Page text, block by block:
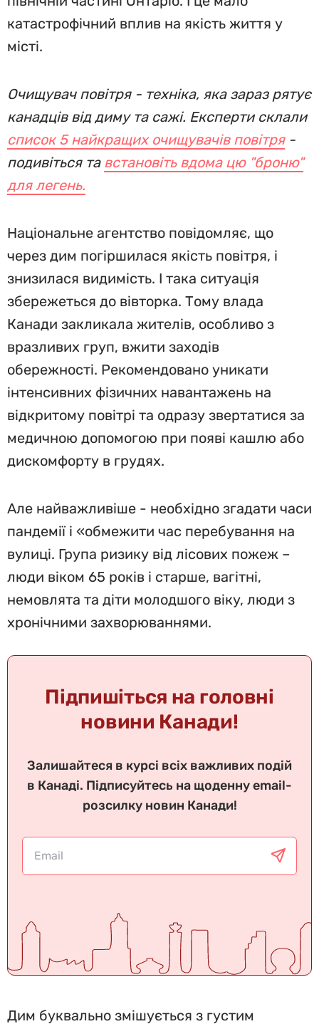
катастрофічний вплив на якість життя у
місті.
Очищувач повітря - техніка, яка зараз рятує
канадців від диму та сажі. Експерти склали
список 5 найкращих очищувачів повітря-
подивіться та встановіть вдома цю "броню"
для легень.
Національне агентство повідомляє, що
через дим погіршилася якість повітря, і
знизилася видимість. І така ситуація
збережеться до вівторка. Тому влада
Канади закликала жителів, особливо з
вразливих груп, вжити заходів
обережності. Рекомендовано уникати
інтенсивних фізичних навантажень на
відкритому повітрі та одразу звертатися за
медичною допомогою при появі кашлю або
дискомфорту в грудях.
Але найважливіше - необхідно згадати часи
пандемії і «обмежити час перебування на
вулиці. Група ризику від лісових пожеж –
люди віком 65 років і старше, вагітні,
немовлята та діти молодшого віку, люди з
хронічними захворюваннями.
Підпишіться на головні
новини Канади!
Залишайтеся в курсі всіх важливих подій
в Канаді. Підписуйтесь на щоденну email-
розсилку новин Канади!
Дим буквально змішується з густим